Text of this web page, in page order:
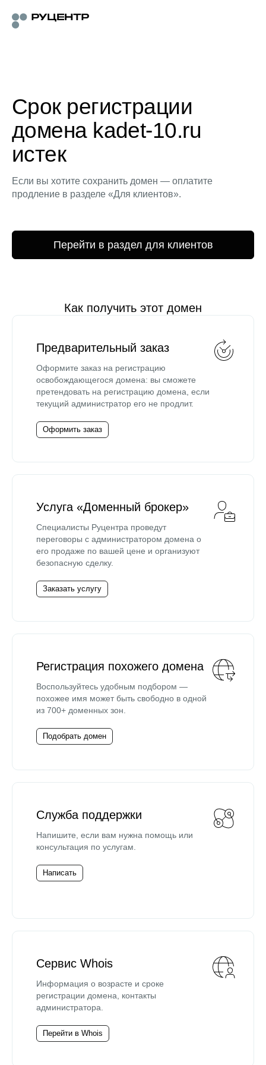
Срок регистрации
домена kadet-10.ru
истек
Если вы хотите сохранить домен — оплатите
продление в разделе «Для клиентов».
Перейти в раздел для клиентов
Как получить этот домен
Предварительный заказ
Оформите заказ на регистрацию
освобождающегося домена: вы сможете
претендовать на регистрацию домена, если
текущий администратор его не продлит.
Оформить заказ
Услуга «Доменный брокер»
Специалисты Руцентра проведут
переговоры с администратором домена о
его продаже по вашей цене и организуют
безопасную сделку.
Заказать услугу
Регистрация похожего домена
Воспользуйтесь удобным подбором —
похожее имя может быть свободно в одной
из 700+ доменных зон.
Подобрать домен
Служба поддержки
Напишите, если вам нужна помощь или
консультация по услугам.
Написать
Сервис Whois
Информация о возрасте и сроке
регистрации домена, контакты
администратора.
Перейти в Whois